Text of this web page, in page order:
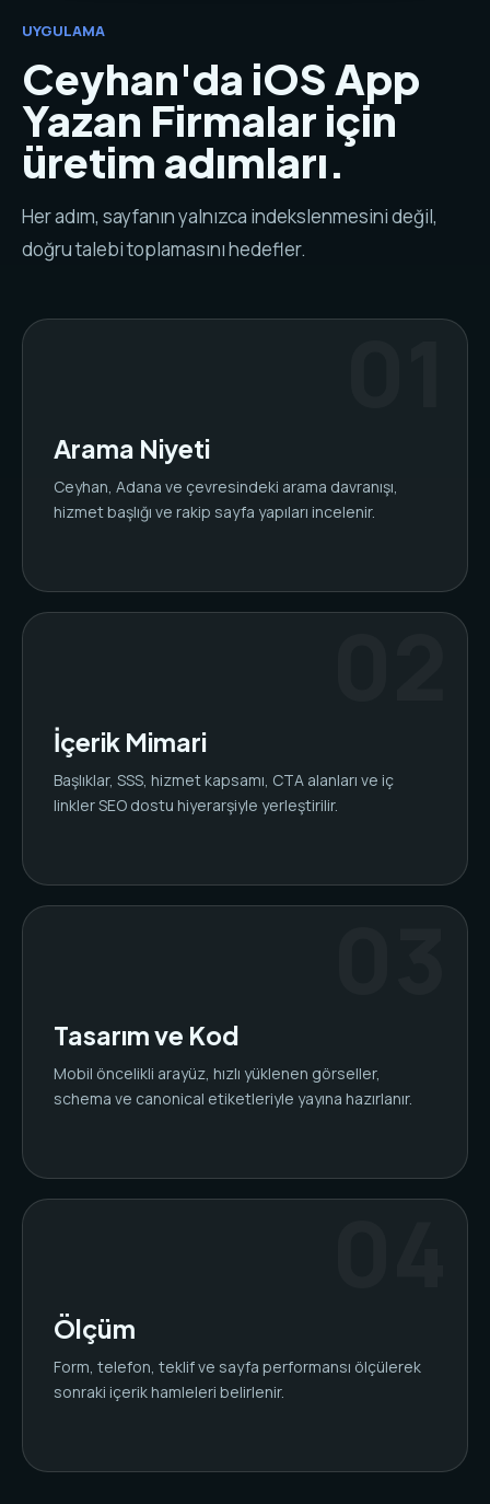
UYGULAMA
Ceyhan'da iOS App
Yazan Firmalar için
üretim adımları.
Her adım, sayfanın yalnızca indekslenmesini değil,
doğru talebi toplamasını hedefler.
Arama Niyeti
Ceyhan, Adana ve çevresindeki arama davranışı,
hizmet başlığı ve rakip sayfa yapıları incelenir.
İçerik Mimari
Başlıklar, SSS, hizmet kapsamı, CTA alanları ve iç
linkler SEO dostu hiyerarşiyle yerleştirilir.
Tasarım ve Kod
Mobil öncelikli arayüz, hızlı yüklenen görseller,
schema ve canonical etiketleriyle yayına hazırlanır.
Ölçüm
Form, telefon, teklif ve sayfa performansı ölçülerek
sonraki içerik hamleleri belirlenir.